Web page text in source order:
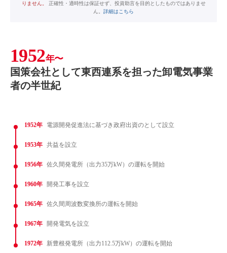
りません。
正確性・適時性は保証せず、投資助言を目的としたものではありませ
ん。 詳細はこちら
1952年〜
国策会社として東西連系を担った卸電気事業
者の半世紀
1952年 電源開発促進法に基づき政府出資のとして設立
1953年 共益を設立
1956年 佐久間発電所（出力35万kW）の運転を開始
1960年 開発工事を設立
1965年 佐久間周波数変換所の運転を開始
1967年 開発電気を設立
1972年 新豊根発電所（出力112.5万kW）の運転を開始